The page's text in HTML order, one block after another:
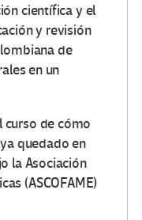
científica y el
y revisión
de
en un
curso de cómo
quedado en
la Asociación
(ASCOFAME)